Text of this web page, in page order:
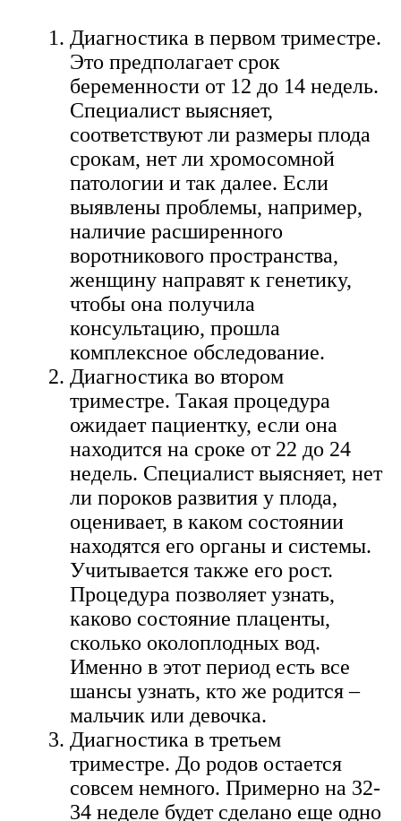
Диагностика в первом триместре.
Это предполагает срок
беременности от 12 до 14 недель.
Специалист выясняет,
соответствуют ли размеры плода
срокам, нет ли хромосомной
патологии и так далее. Если
выявлены проблемы, например,
наличие расширенного
воротникового пространства,
женщину направят к генетику,
чтобы она получила
консультацию, прошла
комплексное обследование.
Диагностика во втором
триместре. Такая процедура
ожидает пациентку, если она
находится на сроке от 22 до 24
недель. Специалист выясняет, нет
ли пороков развития у плода,
оценивает, в каком состоянии
находятся его органы и системы.
Учитывается также его рост.
Процедура позволяет узнать,
каково состояние плаценты,
сколько околоплодных вод.
Именно в этот период есть все
шансы узнать, кто же родится –
мальчик или девочка.
Диагностика в третьем
триместре. До родов остается
совсем немного. Примерно на 32-
34 неделе будет сделано еще одно